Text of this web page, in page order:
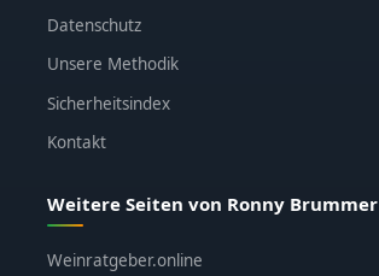
Datenschutz
Unsere Methodik
Sicherheitsindex
Kontakt
Weitere Seiten von Ronny Brummer
Weinratgeber.online